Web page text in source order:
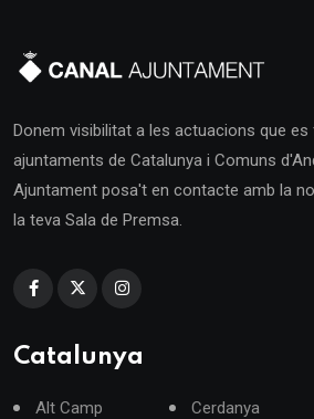
Donem visibilitat a les actuacions que es
ajuntaments de Catalunya i Comuns
Ajuntament posa't en contacte amb la
la teva Sala de Premsa.
Catalunya
Alt Camp
Cerdanya